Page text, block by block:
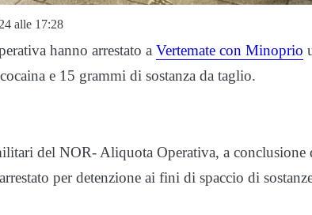
alle 17:28
hanno arrestato a Vertemate con Minoprio
e 15 grammi di sostanza da taglio.
del NOR- Aliquota Operativa, a conclusione
per detenzione ai fini di spaccio di